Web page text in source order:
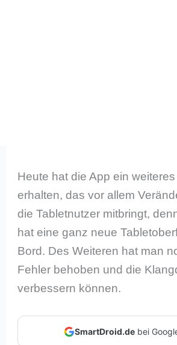
Heute hat die App ein
erhalten, das vor allem
die Tabletnutzer mitbringt,
hat eine ganz neue
Bord. Des Weiteren hat man
Fehler behoben und die
verbessern können.
SmartDroid.debei